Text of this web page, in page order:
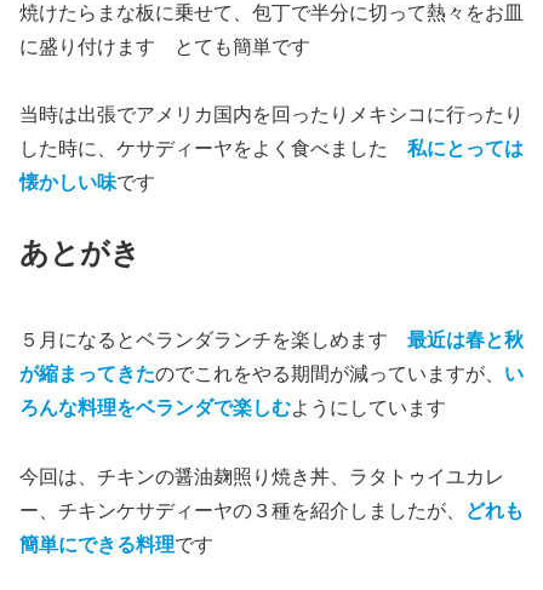
焼けたらまな板に乗せて、包丁で半分に切って熱々をお皿
に盛り付けます とても簡単です
当時は出張でアメリカ国内を回ったりメキシコに行ったり
した時に、ケサディーヤをよく食べました 私にとっては
懐かしい味です
あとがき
５月になるとベランダランチを楽しめます 最近は春と秋
が縮まってきたのでこれをやる期間が減っていますが、 い
ろんな料理をベランダで楽しむようにしています
今回は、チキンの醤油麹照り焼き丼、ラタトゥイユカレ
ー、チキンケサディーヤの３種を紹介しましたが、
どれも
簡単にできる料理です